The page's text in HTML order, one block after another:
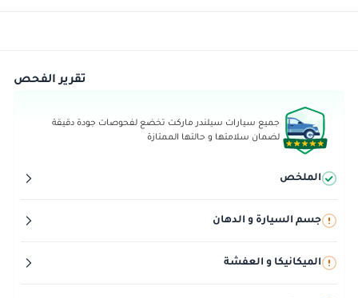
تقرير الفحص
جميع سيارات سيلندر ماركت تخضع لفحوصات جودة دقيقة
لضمان سلامتها و حالتها الممتازة
الملخص
جسم السيارة و الدهان
الميكانيكا و العفشة